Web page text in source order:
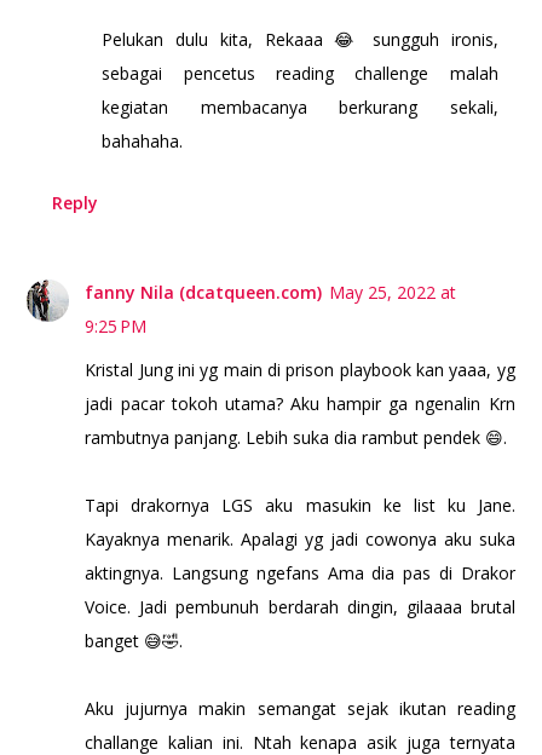
Pelukan dulu kita, Rekaaa 😂 sungguh ironis,
sebagai pencetus reading challenge malah
kegiatan membacanya berkurang sekali,
bahahaha.
Reply
fanny Nila (dcatqueen.com) May 25, 2022 at
9:25 PM
Kristal Jung ini yg main di prison playbook kan yaaa, yg
jadi pacar tokoh utama? Aku hampir ga ngenalin Krn
rambutnya panjang. Lebih suka dia rambut pendek 😄.
Tapi drakornya LGS aku masukin ke list ku Jane.
Kayaknya menarik. Apalagi yg jadi cowonya aku suka
aktingnya. Langsung ngefans Ama dia pas di Drakor
Voice. Jadi pembunuh berdarah dingin, gilaaaa brutal
banget 😅🤣.
Aku jujurnya makin semangat sejak ikutan reading
challange kalian ini. Ntah kenapa asik juga ternyata